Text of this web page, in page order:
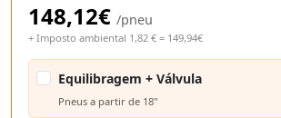
148,12€ /pneu
+ Imposto ambiental 1,82 € = 149,94€
Equilibragem + Válvula
Pneus a partir de 18"